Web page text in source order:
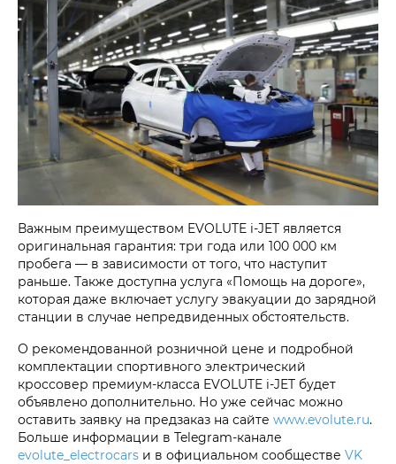
Важным преимуществом EVOLUTE i‑JET является
оригинальная гарантия: три года или 100 000 км
пробега — в зависимости от того, что наступит
раньше. Также доступна услуга «Помощь на дороге»,
которая даже включает услугу эвакуации до зарядной
станции в случае непредвиденных обстоятельств.
О рекомендованной розничной цене и подробной
комплектации спортивного электрический
кроссовер премиум-класса EVOLUTE i‑JET будет
объявлено дополнительно. Но уже сейчас можно
оставить заявку на предзаказ на сайте www.evolute.ru.
Больше информации в Telegram-канале
evolute_electrocars и в официальном сообществе VK